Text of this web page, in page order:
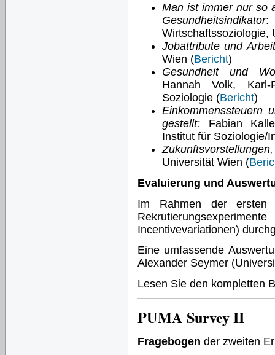
Man ist immer nur so
Gesundheitsindikator:
Wirtschaftssoziologie,
Jobattribute und
Wien (Bericht)
Gesundheit und
Hannah Volk,
Soziologie (Bericht)
Einkommenssteuern
gestellt: Fabian
Institut für Soziologie/
Universität Wien (
Evaluierung und
Im Rahmen der ersten
Incentivevariationen)
Eine umfassende
Alexander Seymer
Lesen Sie den kompletten
PUMA Survey II
Fragebogen der zweiten